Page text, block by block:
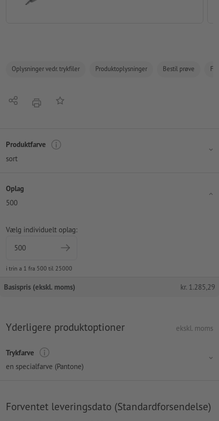
Oplysninger vedr. trykfiler Produktoplysninger Bestil prøve
Del tryk Tilføj til huskelisten
Produktfarve
sort
Oplag
500
Vælg individuelt oplag:
i trin a 1 fra 500 til 25000
Basispris (ekskl. moms) kr. 1.285,29
Yderligere produktoptioner ekskl. moms
Trykfarve
en specialfarve (Pantone)
Forventet leveringsdato (Standardforsendelse)